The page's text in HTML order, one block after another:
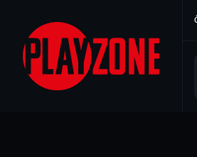
hlavnímu
obsahu